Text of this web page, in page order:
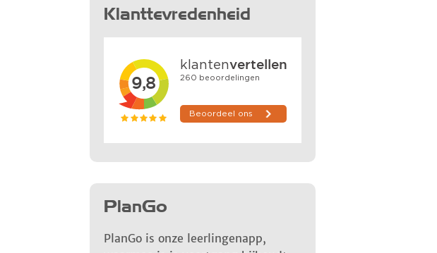
Klanttevredenheid
PlanGo
PlanGo is onze leerlingenapp,